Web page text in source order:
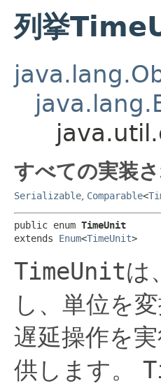
列挙
すべての実装
Serializable Comparable<
public enum TimeUnit
extends Enum<TimeUnit>
TimeUnitは
し、単位を
遅延操作を
供します。